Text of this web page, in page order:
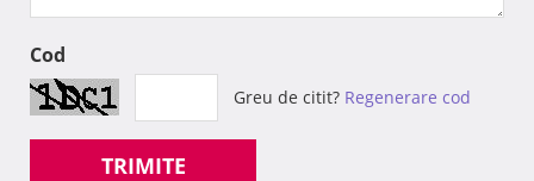
Cod
Greu de citit? Regenerare cod
TRIMITE